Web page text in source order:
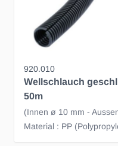
920.010
Wellschlauch
50m
(Innen ø 10 mm -
Material : PP